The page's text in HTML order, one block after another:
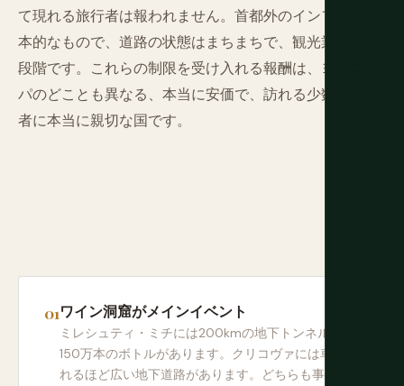
て現れる旅行者は報われません。首都外のインフラは基
本的なもので、道路の状態はまちまちで、観光業は初期
段階です。これらの制限を受け入れる報酬は、ヨーロッ
パのどことも異なる、本当に安価で、訪れる少数の訪問
者に本当に親切な国です。
ワイン洞窟がメインイベント
ミレシュティ・ミチには200kmの地下トンネルと
150万本のボトルがあります。クリコヴァには車で走
れるほど広い地下道路があります。どちらも事前予